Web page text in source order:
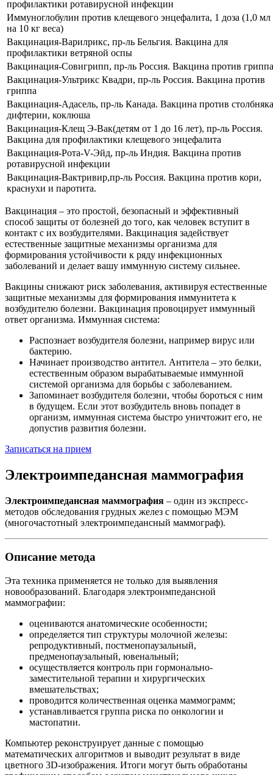
профилактики ротавирусной инфекции
Иммуноглобулин против клещевого энцефалита, 1 доза (1,0 мл
на 10 кг веса)
Вакцинация-Варилрикс, пр-ль Бельгия. Вакцина для
профилактики ветряной оспы
Вакцинация-Совигрипп, пр-ль Россия. Вакцина против гриппа
Вакцинация-Ультрикс Квадри, пр-ль Россия. Вакцина против
гриппа
Вакцинация-Адасель, пр-ль Канада. Вакцина против
дифтерии, коклюша
Вакцинация-Клещ Э-Вак(детям от 1 до 16 лет), пр-ль Россия.
Вакцина для профилактики клещевого энцефалита
Вакцинация-Рота-V-Эйд, пр-ль Индия. Вакцина против
ротавирусной инфекции
Вакцинация-Вактривир,пр-ль Россия. Вакцина против кори,
краснухи и паротита.
Вакцинация – это простой, безопасный и эффективный
способ защиты от болезней до того, как человек вступит в
контакт с их возбудителями. Вакцинация задействует
естественные защитные механизмы организма для
формирования устойчивости к ряду инфекционных
заболеваний и делает вашу иммунную систему сильнее.
Вакцины снижают риск заболевания, активируя естественные
защитные механизмы для формирования иммунитета к
возбудителю болезни. Вакцинация провоцирует иммунный
ответ организма. Иммунная система:
Распознает возбудителя болезни, например вирус или
бактерию.
Начинает производство антител. Антитела – это белки,
естественным образом вырабатываемые иммунной
системой организма для борьбы с заболеванием.
Запоминает возбудителя болезни, чтобы бороться с ним
в будущем. Если этот возбудитель вновь попадет в
организм, иммунная система быстро уничтожит его, не
допустив развития болезни.
Записаться на прием
Электроимпедансная маммография
Электроимпедансная маммография – один из экспресс-
методов обследования грудных желез с помощью МЭМ
(многочастотный электроимпедансный маммограф).
Описание метода
Эта техника применяется не только для выявления
новообразований. Благодаря электроимпедансной
маммографии:
оцениваются анатомические особенности;
определяется тип структуры молочной железы:
репродуктивный, постменопаузальный,
предменопаузальный, ювенальный;
осуществляется контроль при гормонально-
заместительной терапии и хирургических
вмешательствах;
проводится количественная оценка маммограмм;
устанавливается группа риска по онкологии и
мастопатии.
Компьютер реконструирует данные с помощью
математических алгоритмов и выводит результат в виде
цветного 3D-изображения. Итоги могут быть обработаны